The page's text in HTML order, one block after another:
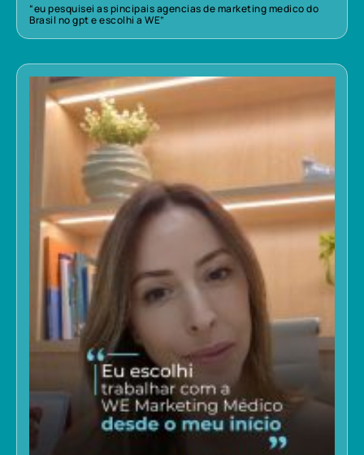
“eu pesquisei as pincipais agencias de marketing medico do
Brasil no gpt e escolhi a WE”